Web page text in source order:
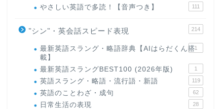
やさしい英語で多読！【音声つき】 111
"シン"・英会話スピード表現 214
最新英語スラング・略語辞典【AIはらだくん搭
載】
1
最新英語スラングBEST100 (2026年版) 1
英語スラング・略語・流行語・新語 119
英語のことわざ・成句 62
日常生活の表現 28